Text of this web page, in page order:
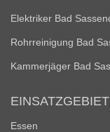
Elektriker Bad
Rohrreinigung Bad
Kammerjäger Bad
Essen